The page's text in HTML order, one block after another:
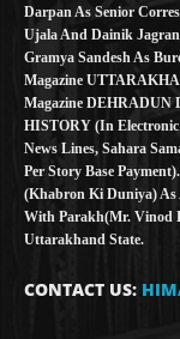
Darpan As Senior
Ujala And Dainik
Gramya Sandesh As
Magazine
Magazine DEHRADUN
HISTORY (in
News Lines, Sahara
Per Story Base
(Khabron Ki Duniya) As
With Parakh(Mr. Vinod
Uttarakhand State.
CONTACT US: